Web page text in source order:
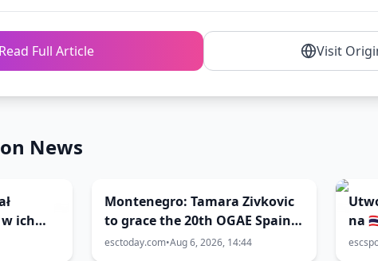
Read Full Article Visit
News
ich
Montenegro: Tamara Zivkovic
to grace the 20th OGAE Spain
Congress
esctoday.com•Aug 6, 2026, 14:44
na